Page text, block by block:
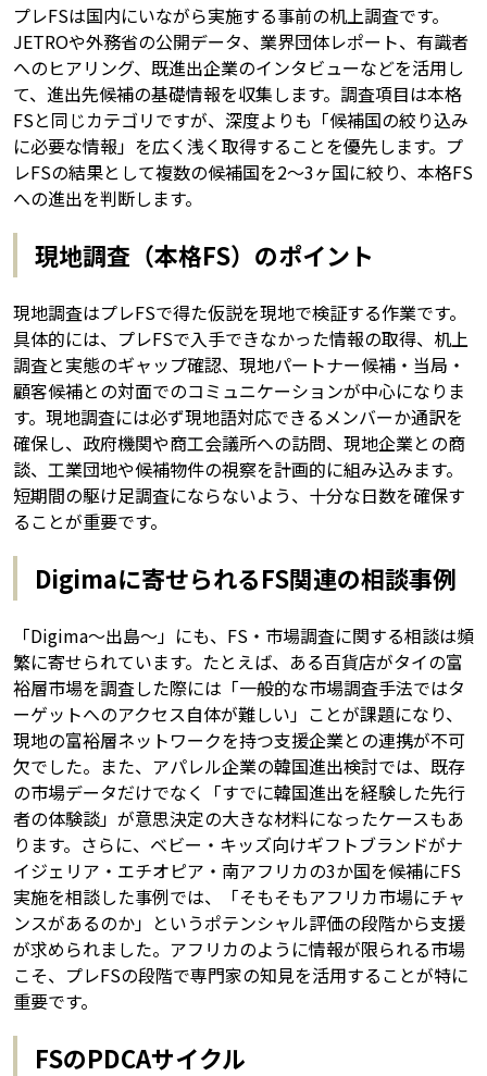
プレFSは国内にいながら実施する事前の机上調査です。
JETROや外務省の公開データ、業界団体レポート、有識者
へのヒアリング、既進出企業のインタビューなどを活用し
て、進出先候補の基礎情報を収集します。調査項目は本格
FSと同じカテゴリですが、深度よりも「候補国の絞り込み
に必要な情報」を広く浅く取得することを優先します。プ
レFSの結果として複数の候補国を2〜3ヶ国に絞り、本格FS
への進出を判断します。
現地調査（本格FS）のポイント
現地調査はプレFSで得た仮説を現地で検証する作業です。
具体的には、プレFSで入手できなかった情報の取得、机上
調査と実態のギャップ確認、現地パートナー候補・当局・
顧客候補との対面でのコミュニケーションが中心になりま
す。現地調査には必ず現地語対応できるメンバーか通訳を
確保し、政府機関や商工会議所への訪問、現地企業との商
談、工業団地や候補物件の視察を計画的に組み込みます。
短期間の駆け足調査にならないよう、十分な日数を確保す
ることが重要です。
Digimaに寄せられるFS関連の相談事例
「Digima〜出島〜」にも、FS・市場調査に関する相談は頻
繁に寄せられています。たとえば、ある百貨店がタイの富
裕層市場を調査した際には「一般的な市場調査手法ではタ
ーゲットへのアクセス自体が難しい」ことが課題になり、
現地の富裕層ネットワークを持つ支援企業との連携が不可
欠でした。また、アパレル企業の韓国進出検討では、既存
の市場データだけでなく「すでに韓国進出を経験した先行
者の体験談」が意思決定の大きな材料になったケースもあ
ります。さらに、ベビー・キッズ向けギフトブランドがナ
イジェリア・エチオピア・南アフリカの3か国を候補にFS
実施を相談した事例では、「そもそもアフリカ市場にチャ
ンスがあるのか」というポテンシャル評価の段階から支援
が求められました。アフリカのように情報が限られる市場
こそ、プレFSの段階で専門家の知見を活用することが特に
重要です。
FSのPDCAサイクル